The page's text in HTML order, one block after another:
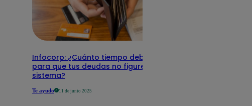
Infocorp: ¿Cuánto tiempo debe pasar
para que tus deudas no figuren en su
sistema?
Te ayudo 11 de junio 2025